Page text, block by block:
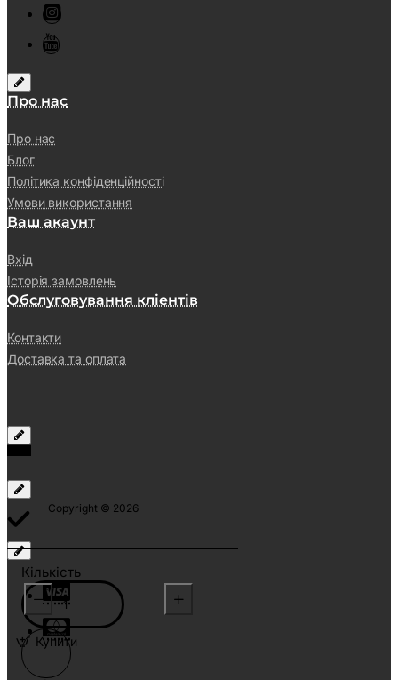
Кількість
Купити
Про нас
Про нас
Блог
Політика конфіденційності
Умови використання
Ваш акаунт
Вхід
Історія замовлень
Обслуговування кліентів
Контакти
Доставка та оплата
Copyright © 2026